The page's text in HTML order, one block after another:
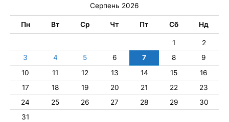
Серпень 2026
Пн Вт Ср Чт Пт Сб Нд
1
2
3
4 5 6 7 8
9
10
11 12 13 14 15
16
17
18 19 20 21 22
23
24
25 26 27 28 29
30
31